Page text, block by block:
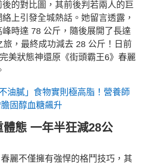
的對比圖，其前後判若兩人的巨
上引發全城熱話。她留言透露，
峰時達 78 公斤，隨後展開了長達
旅，最終成功減去 28 公斤！日前
美狀態神還原《街頭霸王6》春麗
油膩」食物實則極高脂！營養師
固醇血糖飆升
體態 一年半狂減28公
麗不僅擁有強悍的格鬥技巧，其